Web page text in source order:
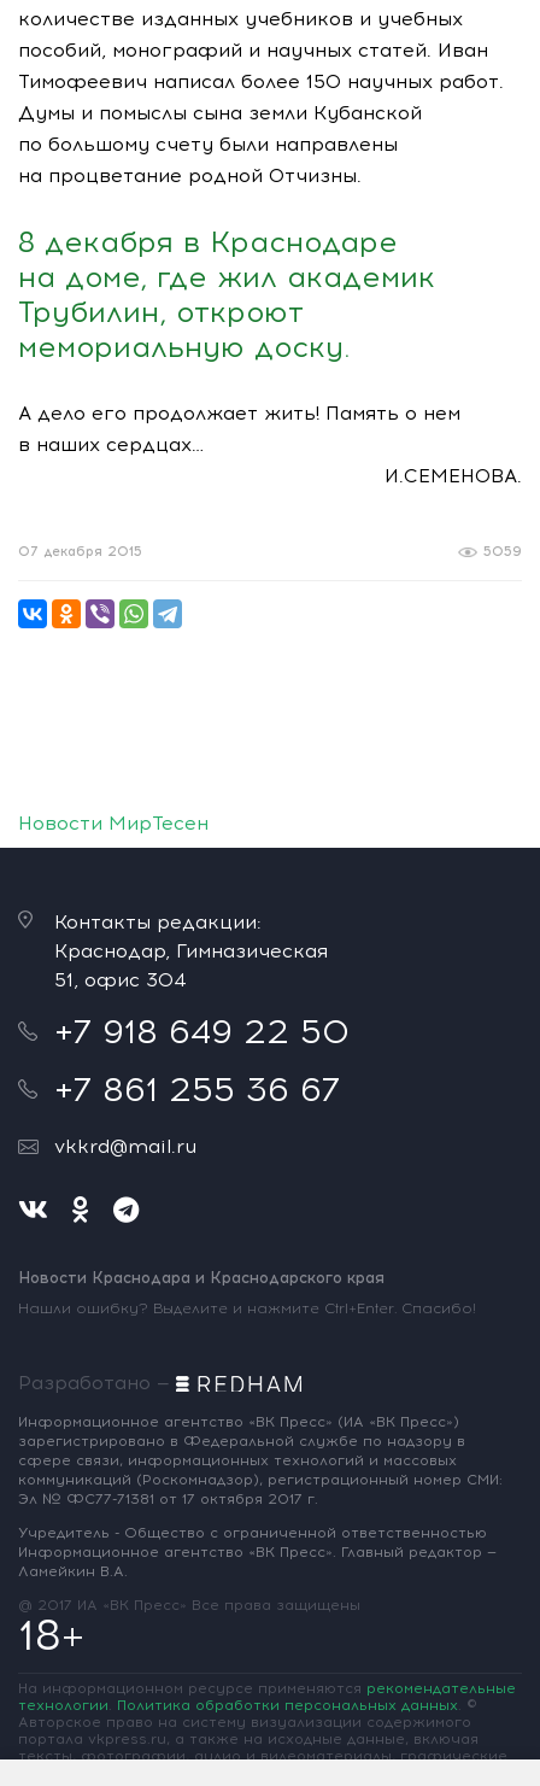
количестве изданных учебников и учебных
пособий, монографий и научных статей. Иван
Тимофеевич написал более 150 научных работ.
Думы и помыслы сына земли Кубанской
по большому счету были направлены
на процветание родной Отчизны.
8 декабря в Краснодаре
на доме, где жил академик
Трубилин, откроют
мемориальную доску.
А дело его продолжает жить! Память о нем
в наших сердцах…
И.СЕМЕНОВА.
5059
07 декабря 2015
Новости МирТесен
Контакты редакции:
Краснодар, Гимназическая
51, офис 304
+7 918 649 22 50
+7 861 255 36 67
vkkrd@mail.ru
Новости Краснодара и Краснодарского края
Нашли ошибку? Выделите и нажмите Ctrl+Enter. Спасибо!
Разработано —
Информационное агентство «ВК Пресс» (ИА «ВК Пресс»)
зарегистрировано в Федеральной службе по надзору в
сфере связи, информационных технологий и массовых
коммуникаций (Роскомнадзор), регистрационный номер СМИ:
Эл № ФС77-71381 от 17 октября 2017 г.
Учредитель - Общество с ограниченной ответственностью
Информационное агентство «ВК Пресс». Главный редактор —
Ламейкин В.А.
@ 2017 ИА «ВК Пресс» Все права защищены
18+
На информационном ресурсе применяются рекомендательные
технологии. Политика обработки персональных данных. ©
Авторское право на систему визуализации содержимого
портала vkpress.ru, а также на исходные данные, включая
тексты, фотографии, аудио и видеоматериалы, графические